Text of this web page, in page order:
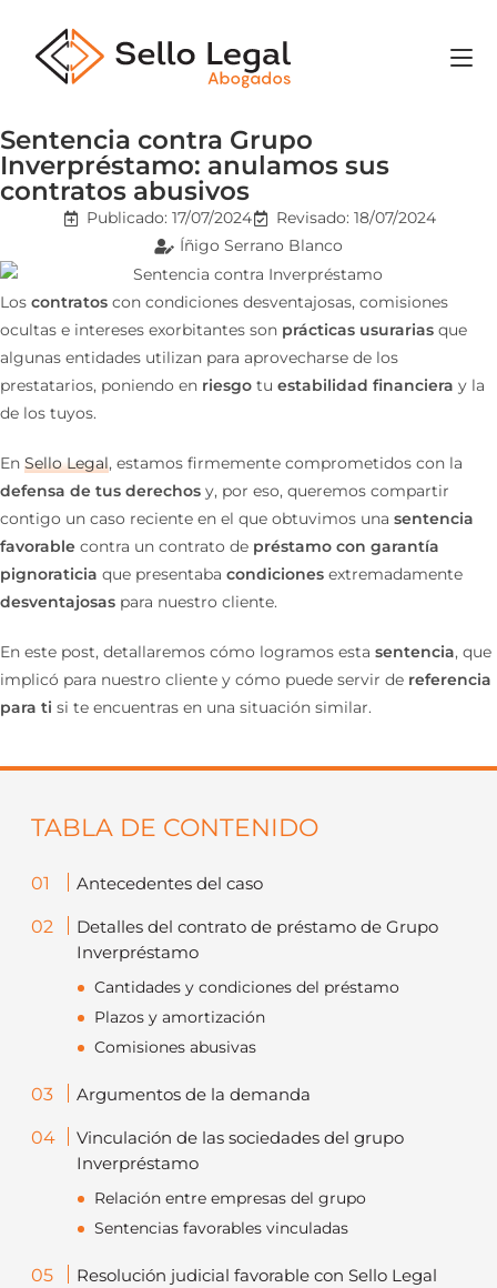
Sentencia contra Grupo
Inverpréstamo: anulamos sus
contratos abusivos
Publicado: 17/07/2024
Revisado: 18/07/2024
Íñigo Serrano Blanco
Los contratos con condiciones desventajosas, comisiones
ocultas e intereses exorbitantes son prácticas usurarias que
algunas entidades utilizan para aprovecharse de los
prestatarios, poniendo en riesgo tu estabilidad financiera y la
de los tuyos.
En Sello Legal, estamos firmemente comprometidos con la
defensa de tus derechos y, por eso, queremos compartir
contigo un caso reciente en el que obtuvimos una sentencia
favorable contra un contrato de préstamo con garantía
pignoraticia que presentaba condiciones extremadamente
desventajosas para nuestro cliente.
En este post, detallaremos cómo logramos esta sentencia, que
implicó para nuestro cliente y cómo puede servir de referencia
para ti si te encuentras en una situación similar.
TABLA DE CONTENIDO
Antecedentes del caso
Detalles del contrato de préstamo de Grupo
Inverpréstamo
Cantidades y condiciones del préstamo
Plazos y amortización
Comisiones abusivas
Argumentos de la demanda
Vinculación de las sociedades del grupo
Inverpréstamo
Relación entre empresas del grupo
Sentencias favorables vinculadas
Resolución judicial favorable con Sello Legal